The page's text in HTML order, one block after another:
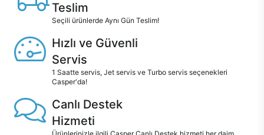
Teslim
Seçili ürünlerde Aynı Gün Teslim!
Hızlı ve Güvenli
Servis
1 Saatte servis, Jet servis ve Turbo servis seçenekleri
Casper'da!
Canlı Destek
Hizmeti